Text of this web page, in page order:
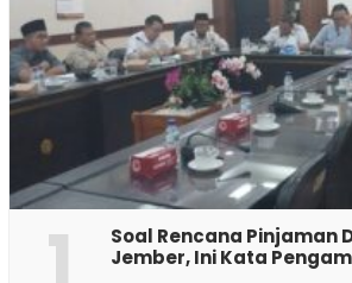
1
‎Soal Rencana Pinjaman
Jember, Ini Kata